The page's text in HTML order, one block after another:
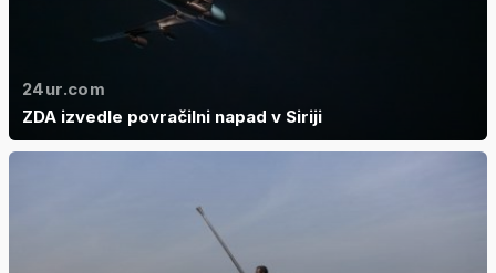
24ur.com
ZDA izvedle povračilni napad v Siriji